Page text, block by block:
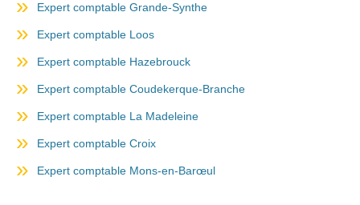
Expert comptable Grande-Synthe
Expert comptable Loos
Expert comptable Hazebrouck
Expert comptable Coudekerque-Branche
Expert comptable La Madeleine
Expert comptable Croix
Expert comptable Mons-en-Barœul